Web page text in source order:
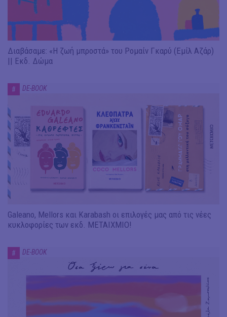
Διαβάσαμε: «Η ζωή μπροστά» του Ρομαίν Γκαρύ (Εμίλ Αζάρ)
|| Εκδ. Δώμα
# DE-BOOK
Galeano, Mellors και Karabash οι επιλογές μας από τις νέες
κυκλοφορίες των εκδ. ΜΕΤΑΙΧΜΙΟ!
# DE-BOOK